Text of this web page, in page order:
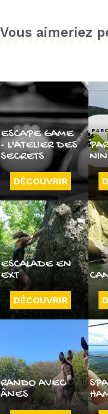
Vous aimeriez
ESCAPE GAME
- L'ATELIER DES
SECRETS
DÉCOUVRIR
ESCALADE EN
EXT
DÉCOUVRIR
RANDO AVEC
ÂNES